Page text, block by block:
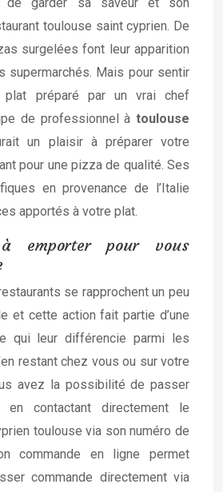
toulouse saint cyprien. De
surgelées font leur apparition
supermarchés. Mais pour sentir
plat préparé par un vrai chef
de professionnel à toulouse
un plaisir à préparer votre
pour une pizza de qualité. Ses
en provenance de l’Italie
apportés à votre plat.
emporter pour vous
se rapprochent un peu
et cette action fait partie d’une
qui leur différencie parmi les
restant chez vous ou sur votre
avez la possibilité de passer
en contactant directement le
toulouse via son numéro de
commande en ligne permet
commande directement via